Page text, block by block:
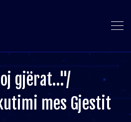
gjërat…"/
mes Gjestit